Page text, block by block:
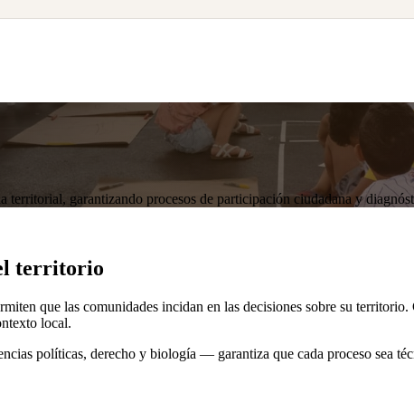
garantizando procesos de participación ciudadana y
territorio
que las comunidades incidan en las decisiones sobre su
local.
políticas, derecho y biología — garantiza que cada proceso sea